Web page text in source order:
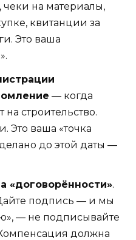
чеки на материалы,
квитанции за
Это ваша
— когда
строительство.
Это ваша «точка
до этой даты —
«договорённости».
подпись — и мы
— не подписывайте
должна